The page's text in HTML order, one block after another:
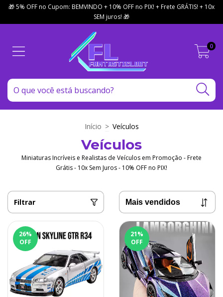
🎁 5% OFF no Cupom: BEMVINDO + 10% OFF no PIX! + Frete GRÁTIS! + 10x
SEM juros! 🎁
0
Início > Veículos
Veículos
Miniaturas Incríveis e Realistas de Veículos em Promoção - Frete
Grátis - 10x Sem Juros - 10% OFF no PIX!
Filtrar
26%
OFF
21%
OFF